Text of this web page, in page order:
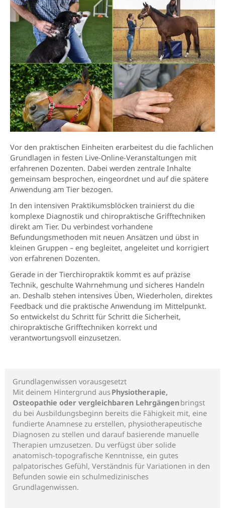
Vor den praktischen Einheiten erarbeitest du die fachlichen
Grundlagen in festen Live-Online-Veranstaltungen mit
erfahrenen Dozenten. Dabei werden zentrale Inhalte
gemeinsam besprochen, eingeordnet und auf die spätere
Anwendung am Tier bezogen.
In den intensiven Praktikumsblöcken trainierst du die
komplexe Diagnostik und chiropraktische Grifftechniken
direkt am Tier. Du verbindest vorhandene
Befundungsmethoden mit neuen Ansätzen und übst in
kleinen Gruppen – eng begleitet, angeleitet und korrigiert
von erfahrenen Dozenten.
Gerade in der Tierchiropraktik kommt es auf präzise
Technik, geschulte Wahrnehmung und sicheres Handeln
an. Deshalb stehen intensives Üben, Wiederholen, direktes
Feedback und die praktische Anwendung im Mittelpunkt.
So entwickelst du Schritt für Schritt die Sicherheit,
chiropraktische Grifftechniken korrekt und
verantwortungsvoll einzusetzen.
Grundlagenwissen vorausgesetzt
Mit deinem Hintergrund ausPhysiotherapie,
Osteopathie oder vergleichbaren Lehrgängenbringst
du bei Ausbildungsbeginn bereits die Fähigkeit mit, eine
fundierte Anamnese zu erstellen, physiotherapeutische
Diagnosen zu stellen und darauf basierende manuelle
Therapien umzusetzen. Du verfügst über solide
anatomisch-topografische Kenntnisse, ein gutes
palpatorisches Gefühl, Verständnis für Variationen in den
Befunden sowie ein schulmedizinisches
Grundlagenwissen.